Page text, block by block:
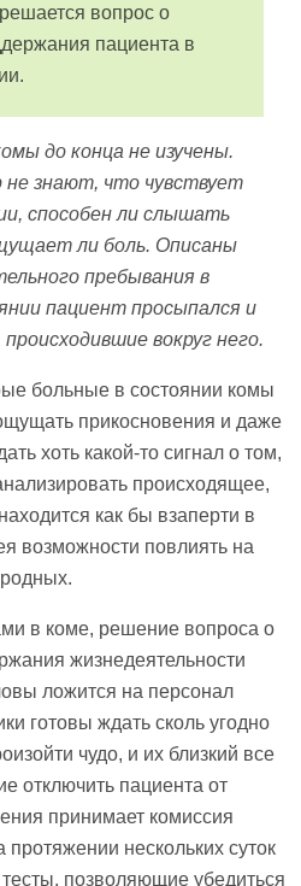
вопрос о
пациента в
до конца не изучены.
не знают, что чувствует
способен ли слышать
ли боль. Описаны
пребывания в
пациент просыпался и
вокруг него.
больные в состоянии комы
прикосновения и даже
хоть какой-то сигнал о том,
происходящее,
как бы взаперти в
возможности повлиять на
в коме, решение вопроса о
жизнедеятельности
ложится на персонал
готовы ждать сколь угодно
чудо, и их близкий все
отключить пациента от
принимает комиссия
протяжении нескольких суток
позволяющие убедиться